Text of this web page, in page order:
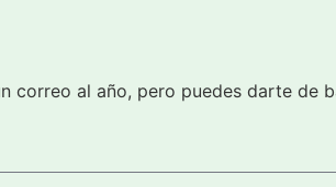
correo al año, pero puedes darte de